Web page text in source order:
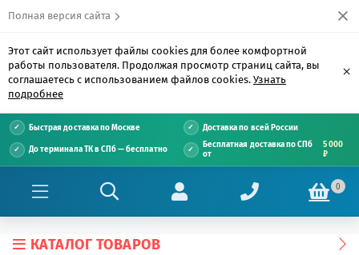
Полная версия сайта
Этот сайт использует файлы cookies для более комфортной
работы пользователя. Продолжая просмотр страниц сайта, вы
соглашаетесь с использованием файлов cookies. Узнать
подробнее
×
Быстрая доставка по Москве Доставка по всей России
До терминала ТК в СПб — бесплатно
Бесплатная доставка по СПб
от
5 000
₽
0
КАТАЛОГ ТОВАРОВ